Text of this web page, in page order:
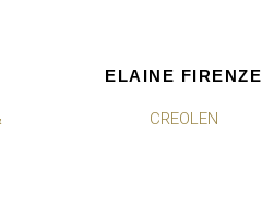
ELAINE FIRENZE
CREOLEN